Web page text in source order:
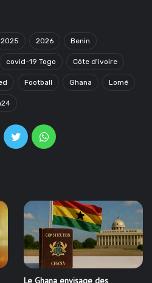
2025 2026 Benin
covid-19 Togo Côte d'ivoire
Football Ghana Lomé
TwitterWhatsApp
Le Ghana envisage des